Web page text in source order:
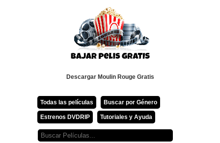
Descargar Moulin Rouge Gratis
Todas las películas Buscar por Género
Estrenos DVDRIP Tutoriales y Ayuda